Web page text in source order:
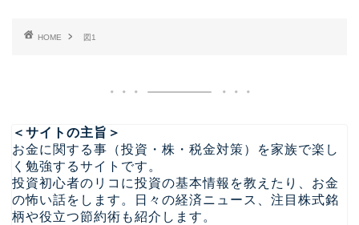
HOME 図1
＜サイトの主旨＞
お金に関する事（投資・株・税金対策）を家族で楽し
く勉強するサイトです。
投資初心者のリコに投資の基本情報を教えたり、お金
の怖い話をします。日々の経済ニュース、注目株式銘
柄や役立つ節約術も紹介します。